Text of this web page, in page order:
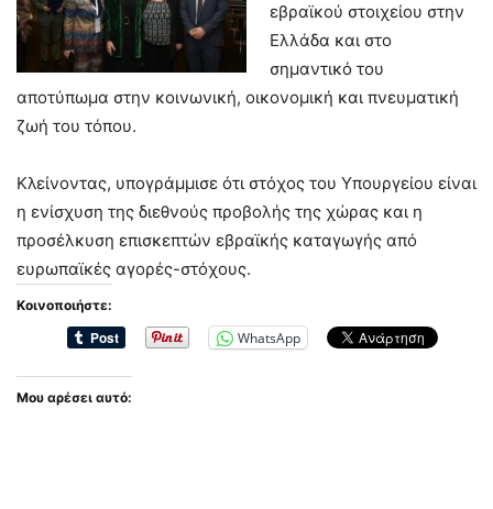
εβραϊκού στοιχείου στην
Ελλάδα και στο
σημαντικό του
αποτύπωμα στην κοινωνική, οικονομική και πνευματική
ζωή του τόπου.
Κλείνοντας, υπογράμμισε ότι στόχος του Υπουργείου είναι
η ενίσχυση της διεθνούς προβολής της χώρας και η
προσέλκυση επισκεπτών εβραϊκής καταγωγής από
ευρωπαϊκές αγορές-στόχους.
Κοινοποιήστε:
WhatsApp
Μου αρέσει αυτό: